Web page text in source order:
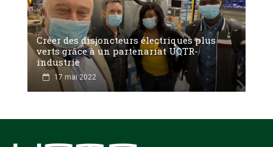
Créer des disjoncteurs électriques plus
verts grâce à un partenariat UQTR-
industrie
17 mai 2022